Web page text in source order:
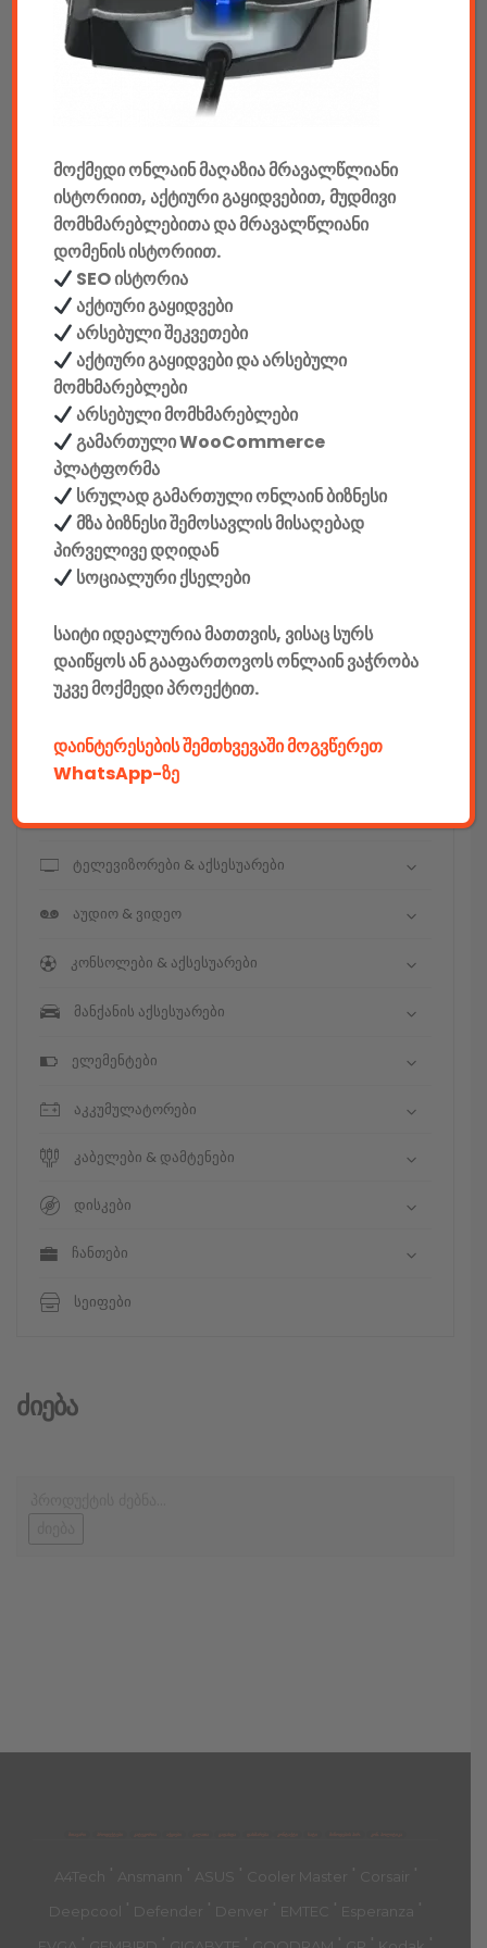
აუდიო & ვიდეო
კონსოლები & აქსესუარები
მანქანის აქსესუარები
ელემენტები
აკკუმულატორები
კაბელები & დამტენები
დისკები
ჩანთები
სეიფები
კონსტრუქტორები
E-mobility
კომპიუტერები & აქსესუარები
ტელეფონები & აქსესუარები
ნოუთბუქები & აქსესუარები
ტელევიზორები & აქსესუარები
აუდიო & ვიდეო
კონსოლები & აქსესუარები
მანქანის აქსესუარები
ელემენტები
აკკუმულატორები
კაბელები & დამტენები
დისკები
ჩანთები
სეიფები
Ძიება
მთავარი კალათა
A4Tech ' Ansmann ' ASUS ' Cooler Master ' Corsair '
Deepcool ' Defender ' Denver ' EMTEC ' Esperanza '
მოქმედი ონლაინ მაღაზია მრავალწლიანი
ისტორიით, აქტიური გაყიდვებით, მუდმივი
მომხმარებლებითა და მრავალწლიანი
დომენის ისტორიით.
SEO ისტორია
აქტიური გაყიდვები
არსებული შეკვეთები
აქტიური გაყიდვები და არსებული
მომხმარებლები
არსებული მომხმარებლები
გამართული WooCommerce
პლატფორმა
სრულად გამართული ონლაინ ბიზნესი
მზა ბიზნესი შემოსავლის მისაღებად
პირველივე დღიდან
სოციალური ქსელები
საიტი იდეალურია მათთვის, ვისაც სურს
დაიწყოს ან გააფართოვოს ონლაინ ვაჭრობა
უკვე მოქმედი პროექტით.
დაინტერესების შემთხვევაში მოგვწერეთ
WhatsApp-ზე